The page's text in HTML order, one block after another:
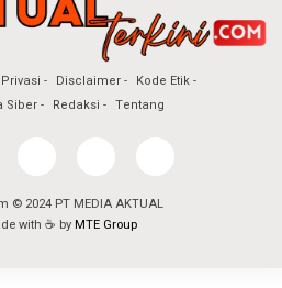
Disclaimer
Kode Etik
Siber
Redaksi Tentang
© 2024 PT MEDIA AKTUAL
with ☕ by MTE Group